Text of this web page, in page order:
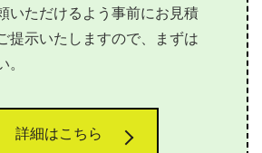
いただけるよう事前にお見積
提示いたしますので、まずは
詳細はこちら